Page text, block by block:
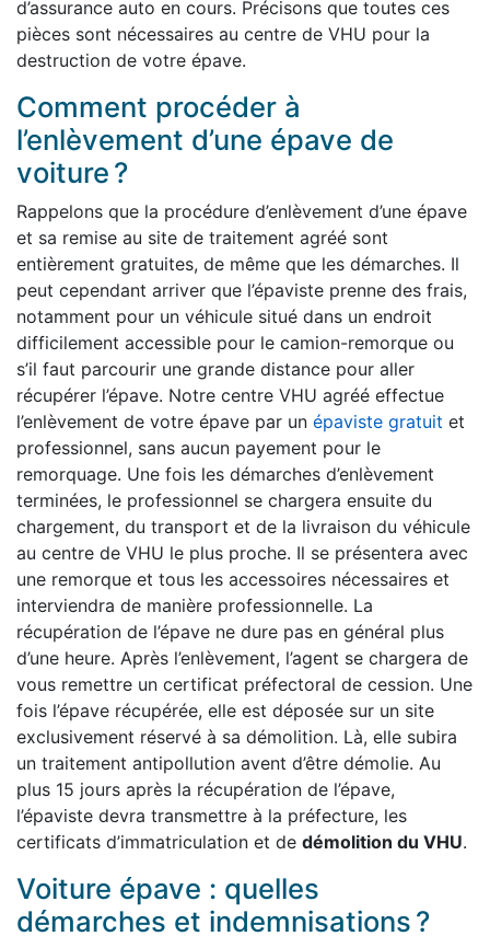
d’assurance auto en cours. Précisons que toutes ces
pièces sont nécessaires au centre de VHU pour la
destruction de votre épave.
Comment procéder à
l’enlèvement d’une épave de
voiture ?
Rappelons que la procédure d’enlèvement d’une épave
et sa remise au site de traitement agréé sont
entièrement gratuites, de même que les démarches. Il
peut cependant arriver que l’épaviste prenne des frais,
notamment pour un véhicule situé dans un endroit
difficilement accessible pour le camion-remorque ou
s’il faut parcourir une grande distance pour aller
récupérer l’épave. Notre centre VHU agréé effectue
l’enlèvement de votre épave par un épaviste gratuit et
professionnel, sans aucun payement pour le
remorquage. Une fois les démarches d’enlèvement
terminées, le professionnel se chargera ensuite du
chargement, du transport et de la livraison du véhicule
au centre de VHU le plus proche. Il se présentera avec
une remorque et tous les accessoires nécessaires et
interviendra de manière professionnelle. La
récupération de l’épave ne dure pas en général plus
d’une heure. Après l’enlèvement, l’agent se chargera de
vous remettre un certificat préfectoral de cession. Une
fois l’épave récupérée, elle est déposée sur un site
exclusivement réservé à sa démolition. Là, elle subira
un traitement antipollution avent d’être démolie. Au
plus 15 jours après la récupération de l’épave,
l’épaviste devra transmettre à la préfecture, les
certificats d’immatriculation et de démolition du VHU.
Voiture épave : quelles
démarches et indemnisations ?